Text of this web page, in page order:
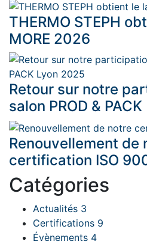
THERMO STEPH
MORE 2026
Retour sur notre
salon PROD &
Renouvellement de
certification ISO
Catégories
Actualités 3
Certifications 9
Évènements 4